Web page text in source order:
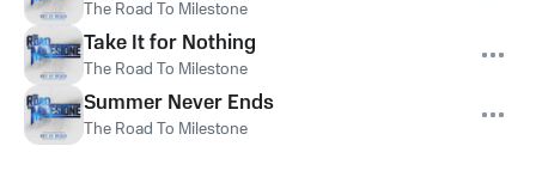
The Road To Milestone
Take It for Nothing
The Road To Milestone
Summer Never Ends
The Road To Milestone